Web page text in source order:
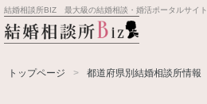
結婚相談所BIZ 最大級の結婚相談・婚活ポータルサイト
トップページ 都道府県別結婚相談所情報